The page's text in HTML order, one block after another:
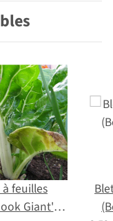
feuilles
Giant'